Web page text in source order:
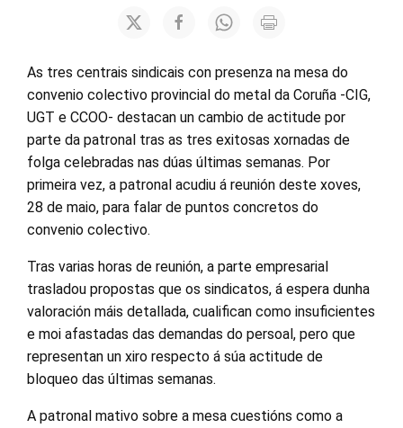
As tres centrais sindicais con presenza na mesa do
convenio colectivo provincial do metal da Coruña -CIG,
UGT e CCOO- destacan un cambio de actitude por
parte da patronal tras as tres exitosas xornadas de
folga celebradas nas dúas últimas semanas. Por
primeira vez, a patronal acudiu á reunión deste xoves,
28 de maio, para falar de puntos concretos do
convenio colectivo.
Tras varias horas de reunión, a parte empresarial
trasladou propostas que os sindicatos, á espera dunha
valoración máis detallada, cualifican como insuficientes
e moi afastadas das demandas do persoal, pero que
representan un xiro respecto á súa actitude de
bloqueo das últimas semanas.
A patronal mativo sobre a mesa cuestións como a